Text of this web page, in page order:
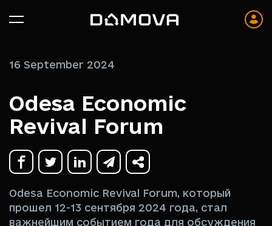
16 September 2024
Odesa Economic
Revival Forum
Odesa Economic Revival Forum, который
прошел 12-13 сентября 2024 года, стал
важнейшим событием года для обсуждения